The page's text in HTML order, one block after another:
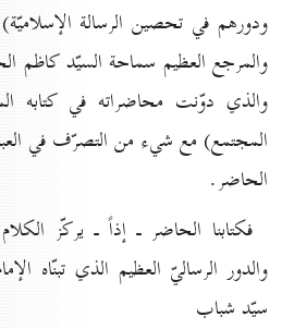
ودورهم في تحصين الرسالة
والمرجع العظيم سماحة السيّد كاظم
والذي دوّنت محاضراته في كتابه
المجتمع) مع شيء من التصرّف في
الحاضر.
فكتابنا الحاضر ـ إذاً ـ يركّز
والدور الرساليّ العظيم الذي تبنّاه
سيّد شباب